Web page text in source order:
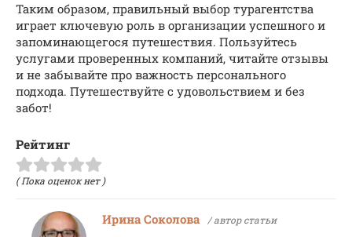
Таким образом, правильный выбор турагентства
играет ключевую роль в организации успешного и
запоминающегося путешествия. Пользуйтесь
услугами проверенных компаний, читайте отзывы
и не забывайте про важность персонального
подхода. Путешествуйте с удовольствием и без
забот!
Рейтинг
( Пока оценок нет )
Ирина Соколова / автор статьи